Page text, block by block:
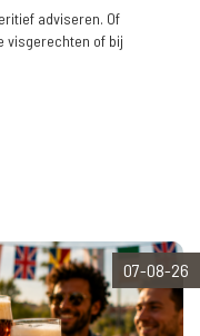
adviseren. Of
visgerechten of bij
07-08-26